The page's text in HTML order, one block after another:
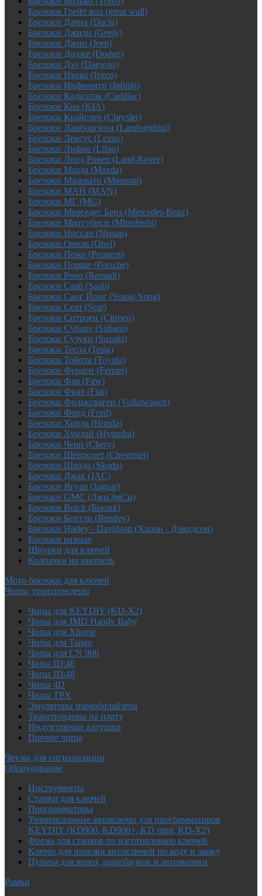
Брелоки Грейт вол (great wall)
Брелоки Дачиа (Dacia)
Брелоки Джили (Geely)
Брелоки Джип (Jeep)
Брелоки Додже (Dodge)
Брелоки Дэу (Daewoo)
Брелоки Ивеко (Iveco)
Брелоки Инфинити (Infiniti)
Брелоки Кадиллак (Cadillac)
Брелоки Киа (KIA)
Брелоки Крайслер (Chrysler)
Брелоки Ламборгини (Lamborghini)
Брелоки Лексус (Lexus)
Брелоки Лифан (Lifan)
Брелоки Ленд Ровер (Land-Rover)
Брелоки Мазда (Mazda)
Брелоки Мазерати (Maserati)
Брелоки МАН (MAN)
Брелоки МГ (MG)
Брелоки Мерседес Бенз (Mercedes-Benz)
Брелоки Митсубиси (Mitsubishi)
Брелоки Ниссан (Nissan)
Брелоки Опель (Opel)
Брелоки Пежо (Peugeot)
Брелоки Порше (Porsche)
Брелоки Рено (Renault)
Брелоки Сааб (Saab)
Брелоки Санг Йонг (Ssang-Yong)
Брелоки Сеат (Seat)
Брелоки Ситроен (Citroen)
Брелоки Субару (Subaru)
Брелоки Сузуки (Suzuki)
Брелоки Тесла (Tesla)
Брелоки Тойота (Toyota)
Брелоки Ферари (Ferrari)
Брелоки Фав (Faw)
Брелоки Фиат (Fiat)
Брелоки Фольксваген (Volkswagen)
Брелоки Форд (Ford)
Брелоки Хонда (Honda)
Брелоки Хундай (Hyundai)
Брелоки Чери (Chery)
Брелоки Шевролет (Chevrolet)
Брелоки Шкода (Skoda)
Брелоки Джак (JAC)
Брелоки Ягуар (Jaguar)
Брелоки GMC (ДжиЭмСи)
Брелоки Buick (Бьюик)
Брелоки Бентли (Bentley)
Брелоки Harley - Davidson (Харли - Дэвидсон)
Брелоки разные
Шнурки для ключей
Колпачки на ниппель
Мото брелоки для ключей
Чипы, транспондеры
Чипы для KEYDIY (KD-X2)
Чипы для JMD Handy Baby
Чипы для Xhorse
Чипы для Tango
Чипы для CN 900
Чипы ID:46
Чипы ID:48
Чипы 4D
Чипы TPX
Эмуляторы иммобилайзера
Транспондеры на плату
Индуктивные катушки
Прочие чипы
Чехлы для сигнализации
Оборудование
Инструменты
Cтанки для ключей
Программаторы
Универсальные автоключи для программаторов
KEYDIY (KD900, KD900+, KD mini, KD-X2)
Фрезы для станков по изготовлению ключей
Ключи для нарезки автоключей по коду и замку
Пульты для ворот, шлагбаумов и автоматики
Рамки